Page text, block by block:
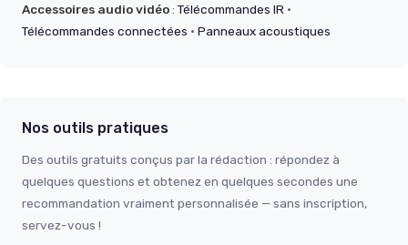
Accessoires audio vidéo:Télécommandes IR ·
Télécommandes connectées · Panneaux acoustiques
Nos outils pratiques
Des outils gratuits conçus par la rédaction : répondez à
quelques questions et obtenez en quelques secondes une
recommandation vraiment personnalisée — sans inscription,
servez-vous !